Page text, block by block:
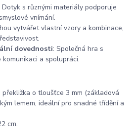
Dotyk s různými materiály podporuje
vnímání.
vytvářet vlastní vzory a kombinace,
dovednosti: Společná hra s
a spolupráci.
překližka o tloušťce 3 mm (základová
lemem, ideální pro snadné třídění a
cm.